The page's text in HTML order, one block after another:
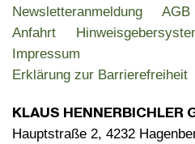
Newsletteranmeldung
AGB
Anfahrt
Impressum
Erklärung zur Barrierefreiheit
KLAUS HENNERBICHLER
Hauptstraße 2, 4232